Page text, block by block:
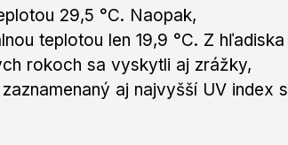
29,5 °C. Naopak,
teplotou len 19,9 °C. Z hľadiska
rokoch sa vyskytli aj zrážky,
aj najvyšší UV index s